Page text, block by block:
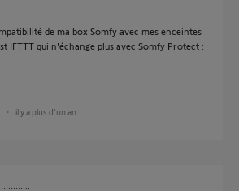
de ma box Somfy avec mes enceintes
IFTTT qui n'échange plus avec Somfy Protect :
il y a plus d'un an